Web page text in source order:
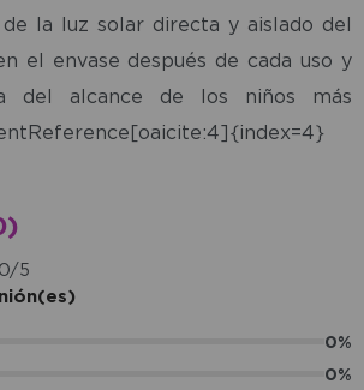
la luz solar directa y aislado del
el envase después de cada uso y
del alcance de los niños más
0/5
0%
0%